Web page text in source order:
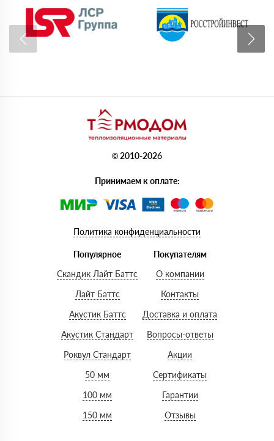
© 2010-2026
Принимаем к оплате:
Политика конфиденциальности
Популярное
Скандик Лайт Баттс
Лайт Баттс
Акустик Баттс
Акустик Стандарт
Роквул Стандарт
50 мм
100 мм
150 мм
Покупателям
О компании
Контакты
Доставка и оплата
Вопросы-ответы
Акции
Сертификаты
Гарантии
Отзывы